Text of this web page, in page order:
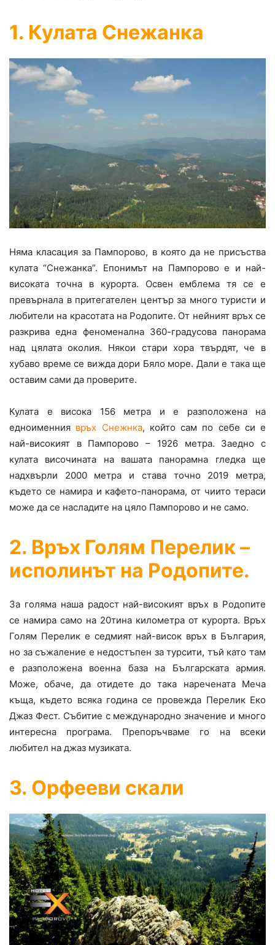
1. Кулата Снежанка
Няма класация за Пампорово, в която да не присъства
кулата “Снежанка”. Епонимът на Пампорово е и най-
високата точна в курорта. Освен емблема тя се е
превърнала в притегателен център за много туристи и
любители на красотата на Родопите. От нейният връх се
разкрива една феноменална 360-градусова панорама
над цялата околия. Някои стари хора твърдят, че в
хубаво време се вижда дори Бяло море. Дали е така ще
оставим сами да проверите.
Кулата е висока 156 метра и е разположена на
едноименния връх Снежнка, който сам по себе си е
най-високият в Пампорово – 1926 метра. Заедно с
кулата височината на вашата панорамна гледка ще
надхвърли 2000 метра и става точно 2019 метра,
където се намира и кафето-панорама, от чиито тераси
може да се насладите на цяло Пампорово и не само.
2. Връх Голям Перелик –
исполинът на Родопите.
За голяма наша радост най-високият връх в Родопите
се намира само на 20тина километра от курорта. Връх
Голям Перелик е седмият най-висок връх в България,
но за съжаление е недостъпен за турсити, тъй като там
е разположена военна база на Българската армия.
Може, обаче, да отидете до така наречената Меча
къща, където всяка година се провежда Перелик Еко
Джаз Фест. Събитие с международно значение и много
интересна програма. Препоръчваме го на всеки
любител на джаз музиката.
3. Орфееви скали